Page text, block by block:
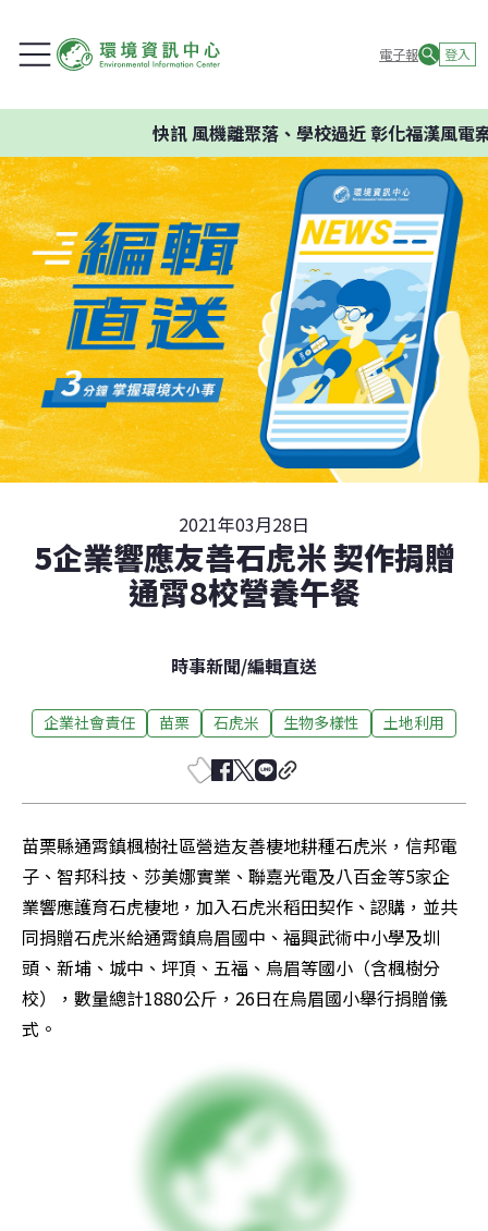
電子報 登入
快訊風機離聚落、學校過近 彰化福漢風電案
2021年03月28日
5企業響應友善石虎米 契作捐贈
通霄8校營養午餐
時事新聞/編輯直送
企業社會責任 苗栗 石虎米 生物多樣性 土地利用
苗栗縣通霄鎮楓樹社區營造友善棲地耕種石虎米，信邦電
子、智邦科技、莎美娜實業、聯嘉光電及八百金等5家企
業響應護育石虎棲地，加入石虎米稻田契作、認購，並共
同捐贈石虎米給通霄鎮烏眉國中、福興武術中小學及圳
頭、新埔、城中、坪頂、五福、烏眉等國小（含楓樹分
校），數量總計1880公斤，26日在烏眉國小舉行捐贈儀
式。